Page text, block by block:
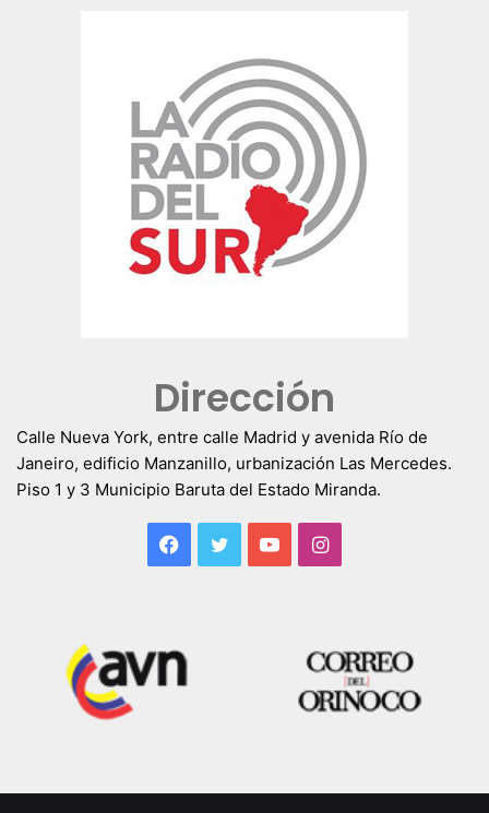
Dirección
Calle Nueva York, entre calle Madrid y avenida Río de
Janeiro, edificio Manzanillo, urbanización Las Mercedes.
Piso 1 y 3 Municipio Baruta del Estado Miranda.
Facebook
TwitterYouTubeInstagram